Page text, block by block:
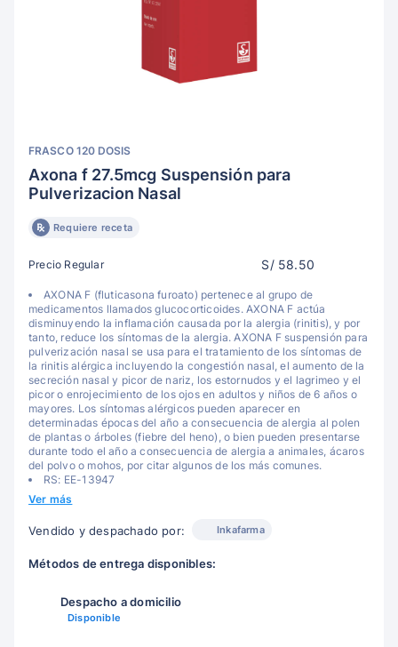
FRASCO 120 DOSIS
Axona f 27.5mcg Suspensión para
Pulverizacion Nasal
Requiere receta
Precio Regular S/ 58.50
AXONA F (fluticasona furoato) pertenece al grupo de
medicamentos llamados glucocorticoides. AXONA F actúa
disminuyendo la inflamación causada por la alergia (rinitis), y por
tanto, reduce los síntomas de la alergia. AXONA F suspensión para
pulverización nasal se usa para el tratamiento de los síntomas de
la rinitis alérgica incluyendo la congestión nasal, el aumento de la
secreción nasal y picor de nariz, los estornudos y el lagrimeo y el
picor o enrojecimiento de los ojos en adultos y niños de 6 años o
mayores. Los síntomas alérgicos pueden aparecer en
determinadas épocas del año a consecuencia de alergia al polen
de plantas o árboles (fiebre del heno), o bien pueden presentarse
durante todo el año a consecuencia de alergia a animales, ácaros
del polvo o mohos, por citar algunos de los más comunes.
RS: EE-13947
Ver más
Vendido y despachado por: Inkafarma
Métodos de entrega disponibles:
Despacho a domicilio
Disponible